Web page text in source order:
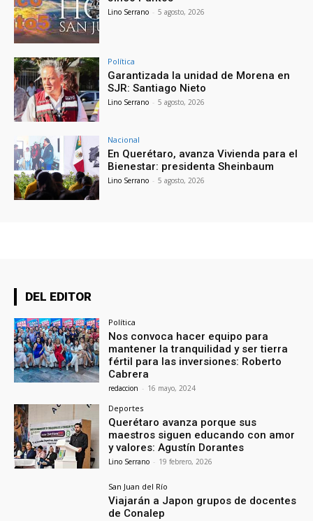
Lino Serrano - 5 agosto, 2026
Política
Garantizada la unidad de Morena en
SJR: Santiago Nieto
Lino Serrano - 5 agosto, 2026
Nacional
En Querétaro, avanza Vivienda para el
Bienestar: presidenta Sheinbaum
Lino Serrano - 5 agosto, 2026
DEL EDITOR
Política
Nos convoca hacer equipo para
mantener la tranquilidad y ser tierra
fértil para las inversiones: Roberto
Cabrera
redaccion - 16 mayo, 2024
Deportes
Querétaro avanza porque sus
maestros siguen educando con amor
y valores: Agustín Dorantes
Lino Serrano - 19 febrero, 2026
San Juan del Río
Viajarán a Japon grupos de docentes
de Conalep